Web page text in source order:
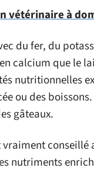
vétérinaire à
du fer, du
calcium que le
nutritionnelles
ou des
gâteaux.
nutriments